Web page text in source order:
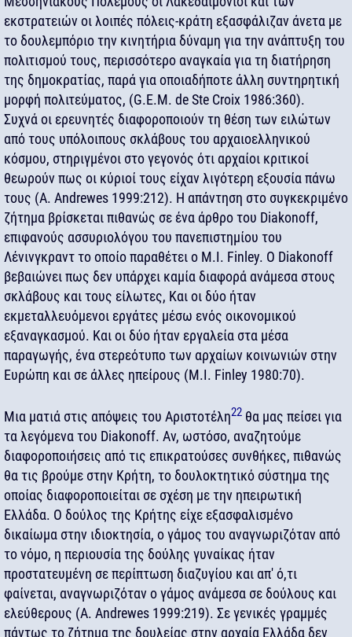
εκστρατειών οι λοιπές πόλεις-κράτη εξασφάλιζαν άνετα με
το δουλεμπόριο την κινητήρια δύναμη για την ανάπτυξη του
πολιτισμού τους, περισσότερο αναγκαία για τη διατήρηση
της δημοκρατίας, παρά για οποιαδήποτε άλλη συντηρητική
μορφή πολιτεύματος, (G.E.M. de Ste Croix 1986:360).
Συχνά οι ερευνητές διαφοροποιούν τη θέση των ειλώτων
από τους υπόλοιπους σκλάβους του αρχαιοελληνικού
κόσμου, στηριγμένοι στο γεγονός ότι αρχαίοι κριτικοί
θεωρούν πως οι κύριοί τους είχαν λιγότερη εξουσία πάνω
τους (A. Andrewes 1999:212). Η απάντηση στο συγκεκριμένο
ζήτημα βρίσκεται πιθανώς σε ένα άρθρο του Diakonoff,
επιφανούς ασσυριολόγου του πανεπιστημίου του
Λένινγκραντ το oποίο παραθέτει ο M.I. Finley. Ο Diakonoff
βεβαιώνει πως δεν υπάρχει καμία διαφορά ανάμεσα στους
σκλάβους και τους είλωτες, Και οι δύο ήταν
εκμεταλλευόμενοι εργάτες μέσω ενός οικονομικού
εξαναγκασμού. Και οι δύο ήταν εργαλεία στα μέσα
παραγωγής, ένα στερεότυπο των αρχαίων κοινωνιών στην
Ευρώπη και σε άλλες ηπείρους (M.I. Finley 1980:70).
Μια ματιά στις απόψεις του Αριστοτέλη22 θα μας πείσει για
τα λεγόμενα του Diakonoff. Αν, ωστόσο, αναζητούμε
διαφοροποιήσεις από τις επικρατούσες συνθήκες, πιθανώς
θα τις βρούμε στην Κρήτη, το δουλοκτητικό σύστημα της
οποίας διαφοροποιείται σε σχέση με την ηπειρωτική
Ελλάδα. Ο δούλος της Κρήτης είχε εξασφαλισμένο
δικαίωμα στην ιδιοκτησία, ο γάμος του αναγνωριζόταν από
το νόμο, η περιουσία της δούλης γυναίκας ήταν
προστατευμένη σε περίπτωση διαζυγίου και απ' ό,τι
φαίνεται, αναγνωριζόταν ο γάμος ανάμεσα σε δούλους και
ελεύθερους (A. Andrewes 1999:219). Σε γενικές γραμμές
πάντως το ζήτημα της δουλείας στην αρχαία Ελλάδα δεν